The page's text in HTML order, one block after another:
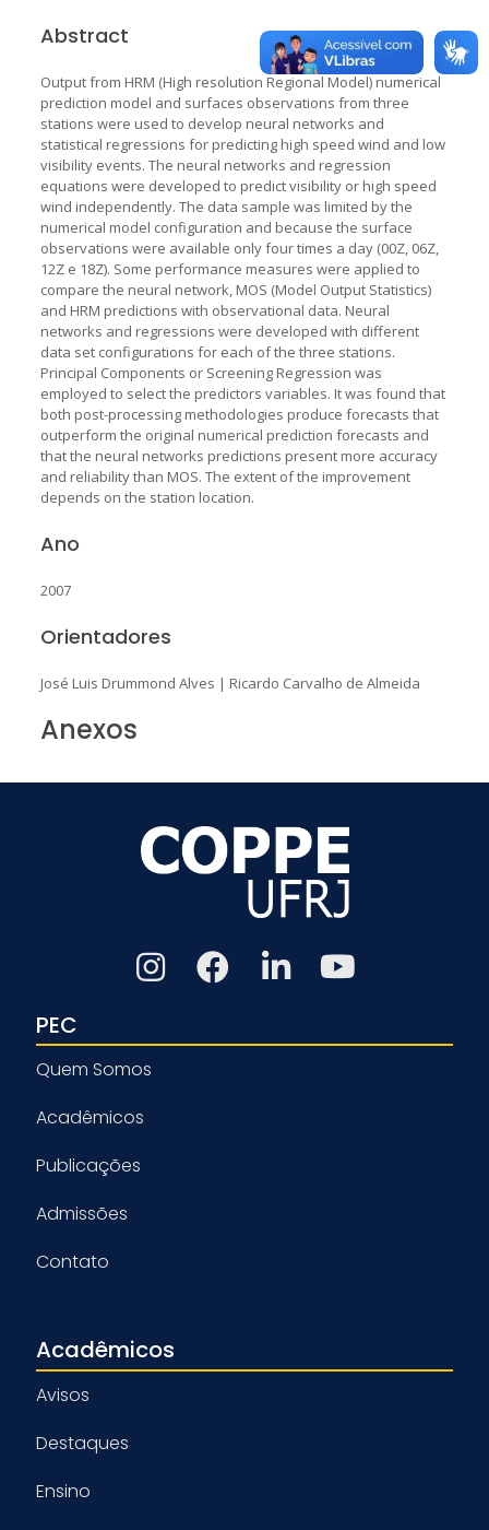
Abstract
Output from HRM (High resolution Regional Model) numerical
prediction model and surfaces observations from three
stations were used to develop neural networks and
statistical regressions for predicting high speed wind and low
visibility events. The neural networks and regression
equations were developed to predict visibility or high speed
wind independently. The data sample was limited by the
numerical model configuration and because the surface
observations were available only four times a day (00Z, 06Z,
12Z e 18Z). Some performance measures were applied to
compare the neural network, MOS (Model Output Statistics)
and HRM predictions with observational data. Neural
networks and regressions were developed with different
data set configurations for each of the three stations.
Principal Components or Screening Regression was
employed to select the predictors variables. It was found that
both post-processing methodologies produce forecasts that
outperform the original numerical prediction forecasts and
that the neural networks predictions present more accuracy
and reliability than MOS. The extent of the improvement
depends on the station location.
Ano
2007
Orientadores
José Luis Drummond Alves | Ricardo Carvalho de Almeida
Anexos
PEC
Quem Somos
Acadêmicos
Publicações
Admissões
Contato
Acadêmicos
Avisos
Destaques
Ensino